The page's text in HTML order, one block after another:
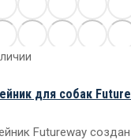
для собак
Futureway